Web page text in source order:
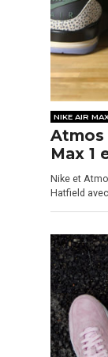
NIKE AIR
Atmos
Max 1
Nike et
Hatfield